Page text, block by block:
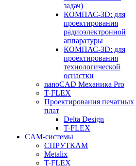
задач)
КОМПАС-3D: для
проектирования
радиоэлектронной
аппаратуры
КОМПАС-3D: для
проектирования
технологической
оснастки
nanoCAD Механика Pro
T-FLEX
Проектирования печатных
плат
Delta Design
T-FLEX
CAM-системы
СПРУТКAM
Metalix
T-FLEX